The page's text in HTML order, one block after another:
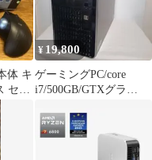
体 キ
セッ
¥ 19,800
ゲーミングPC/core
i7/500GB/GTXグラ